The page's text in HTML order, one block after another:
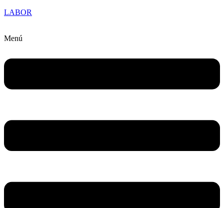
LABOR
Menú